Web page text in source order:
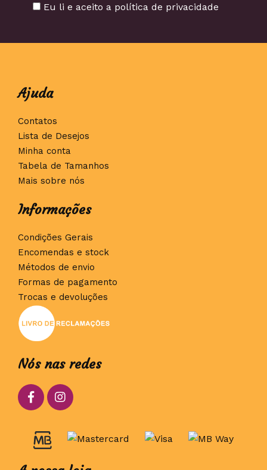
Eu li e aceito a política de privacidade
Ajuda
Contatos
Lista de Desejos
Minha conta
Tabela de Tamanhos
Mais sobre nós
Informações
Condições Gerais
Encomendas e stock
Métodos de envio
Formas de pagamento
Trocas e devoluções
Nós nas redes